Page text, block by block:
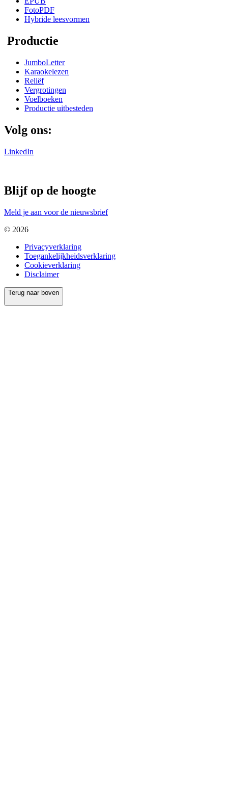
FotoPDF
Hybride leesvormen
Productie
JumboLetter
Karaokelezen
Reliëf
Vergrotingen
Voelboeken
Productie uitbesteden
Volg ons:
LinkedIn
Blijf op de hoogte
Meld je aan voor de nieuwsbrief
© 2026
Privacyverklaring
Toegankelijkheidsverklaring
Cookieverklaring
Disclaimer
Terug naar boven